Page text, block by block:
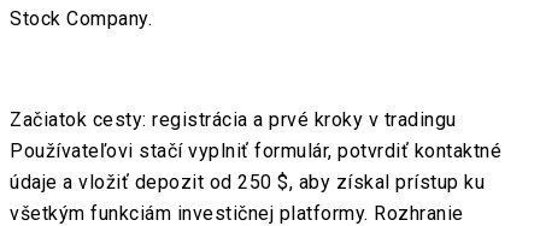
Stock Company.
Začiatok cesty: registrácia a prvé kroky v tradingu
Používateľovi stačí vyplniť formulár, potvrdiť kontaktné
údaje a vložiť depozit od 250 $, aby získal prístup ku
všetkým funkciám investičnej platformy. Rozhranie